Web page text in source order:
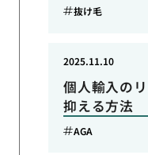
抜け毛
個人輸入の
抑える方法
2025.11.10
AGA